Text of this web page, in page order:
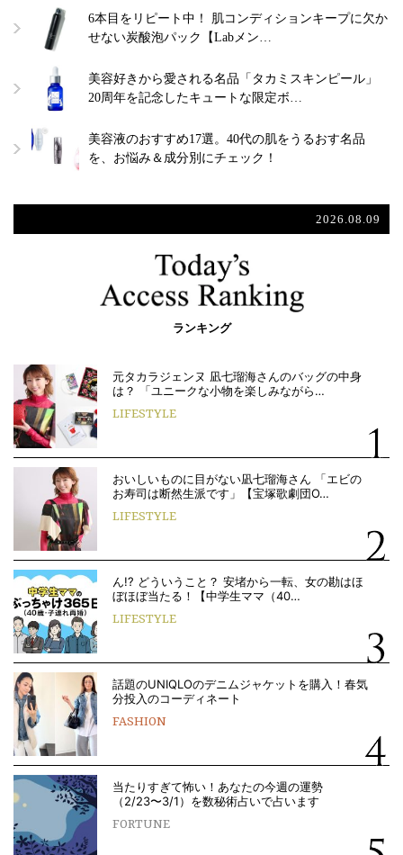
6本目をリピート中！ 肌コンディションキープに欠か
せない炭酸泡パック【Labメン…
美容好きから愛される名品「タカミスキンピール」
20周年を記念したキュートな限定ボ…
美容液のおすすめ17選。40代の肌をうるおす名品
を、お悩み＆成分別にチェック！
2026.08.09
ランキング
元タカラジェンヌ 凪七瑠海さんのバッグの中身
は？ 「ユニークな小物を楽しみながら…
LIFESTYLE
おいしいものに目がない凪七瑠海さん 「エビの
お寿司は断然生派です」【宝塚歌劇団O…
LIFESTYLE
ん!? どういうこと？ 安堵から一転、女の勘はほ
ぼほぼ当たる！【中学生ママ（40…
LIFESTYLE
話題のUNIQLOのデニムジャケットを購入！春気
分投入のコーディネート
FASHION
当たりすぎて怖い！あなたの今週の運勢
（2/23〜3/1）を数秘術占いで占います
FORTUNE